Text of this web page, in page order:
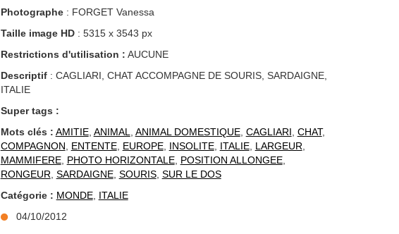
Photographe: FORGET Vanessa
Taille image HD: 5315 x 3543 px
Restrictions d'utilisation : AUCUNE
Descriptif: CAGLIARI, CHAT ACCOMPAGNE DE SOURIS, SARDAIGNE,
ITALIE
Super tags :
Mots clés : AMITIE, ANIMAL ANIMAL DOMESTIQUE, CAGLIARI CHAT,
COMPAGNON
ENTENTE, EUROPE, INSOLITE, ITALIE, LARGEUR
MAMMIFERE, PHOTO HORIZONTALE, POSITION ALLONGEE,
RONGEUR SARDAIGNE, SOURIS, SUR LE DOS
Catégorie : MONDE, ITALIE
04/10/2012